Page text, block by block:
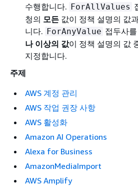
수행합니다. ForAllValues
청의 모든 값이 정책 설명의 값
니다. ForAnyValue 접두사
나 이상의 값이 정책 설명의 값
지정합니다.
주제
AWS 계정 관리
AWS 작업 권장 사항
AWS 활성화
Amazon AI Operations
Alexa for Business
AmazonMediaImport
AWS Amplify